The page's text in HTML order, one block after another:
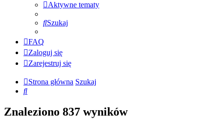
Aktywne tematy
Szukaj
FAQ
Zaloguj się
Zarejestruj się
Strona główna Szukaj
Szukaj
Znaleziono 837 wyników